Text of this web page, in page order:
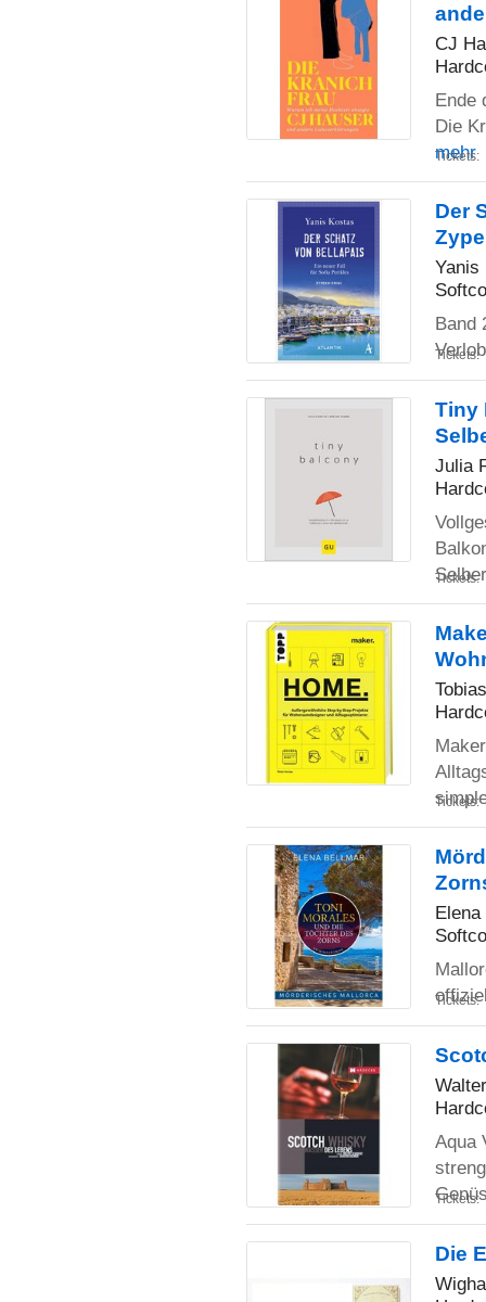
CJ
Ende
Die
mehr
Tickets:
Der
Yanis
Band
Tickets:
Tiny
Julia
Tickets:
Tickets:
Tickets:
Aqua
Tickets:
Die